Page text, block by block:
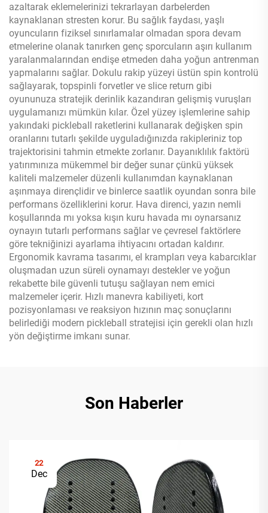
azaltarak eklemelerinizi tekrarlayan darbelerden
kaynaklanan stresten korur. Bu sağlık faydası, yaşlı
oyuncuların fiziksel sınırlamalar olmadan spora devam
etmelerine olanak tanırken genç sporcuların aşırı kullanım
yaralanmalarından endişe etmeden daha yoğun antrenman
yapmalarını sağlar. Dokulu rakip yüzeyi üstün spin kontrolü
sağlayarak, topspinli forvetler ve slice return gibi
oyununuza stratejik derinlik kazandıran gelişmiş vuruşları
uygulamanızı mümkün kılar. Özel yüzey işlemlerine sahip
yakındaki pickleball raketlerini kullanarak değişken spin
oranlarını tutarlı şekilde uyguladığınızda rakipleriniz top
trajektorisini tahmin etmekte zorlanır. Dayanıklılık faktörü
yatırımınıza mükemmel bir değer sunar çünkü yüksek
kaliteli malzemeler düzenli kullanımdan kaynaklanan
aşınmaya dirençlidir ve binlerce saatlik oyundan sonra bile
performans özelliklerini korur. Hava direnci, yazın nemli
koşullarında mı yoksa kışın kuru havada mı oynarsanız
oynayın tutarlı performans sağlar ve çevresel faktörlere
göre tekniğinizi ayarlama ihtiyacını ortadan kaldırır.
Ergonomik kavrama tasarımı, el krampları veya kabarcıklar
oluşmadan uzun süreli oynamayı destekler ve yoğun
rekabette bile güvenli tutuşu sağlayan nem emici
malzemeler içerir. Hızlı manevra kabiliyeti, kort
pozisyonlaması ve reaksiyon hızının maç sonuçlarını
belirlediği modern pickleball stratejisi için gerekli olan hızlı
yön değiştirme imkanı sunar.
Son Haberler
22
Dec